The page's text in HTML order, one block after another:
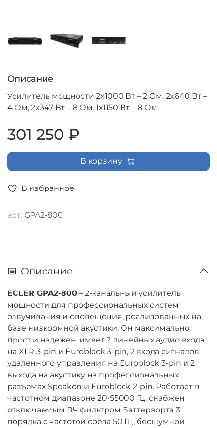
В избранное
арт. GPA2-800
Описание
Усилитель мощности 2x1000 Вт – 2 Ом, 2x640 Вт –
4 Ом, 2x347 Вт – 8 Ом, 1х1150 Вт – 8 Ом
301 250 ₽
В корзину
Описание
ECLER GPA2-800 – 2-канальный усилитель
мощности для профессиональных систем
озвучивания и оповещения, реализованных на
базе низкоомной акустики. Он максимально
прост и надежен, имеет 2 линейных аудио входа
на XLR 3-pin и Euroblock 3-pin, 2 входа сигналов
удаленного управления на Euroblock 3-pin и 2
выхода на акустику на профессиональных
разъемах Speakon и Euroblock 2-pin. Работает в
частотном диапазоне 20-55000 Гц, снабжен
отключаемым ВЧ фильтром Баттерворта 3
порядка с частотой среза 50 Гц, бесшумной